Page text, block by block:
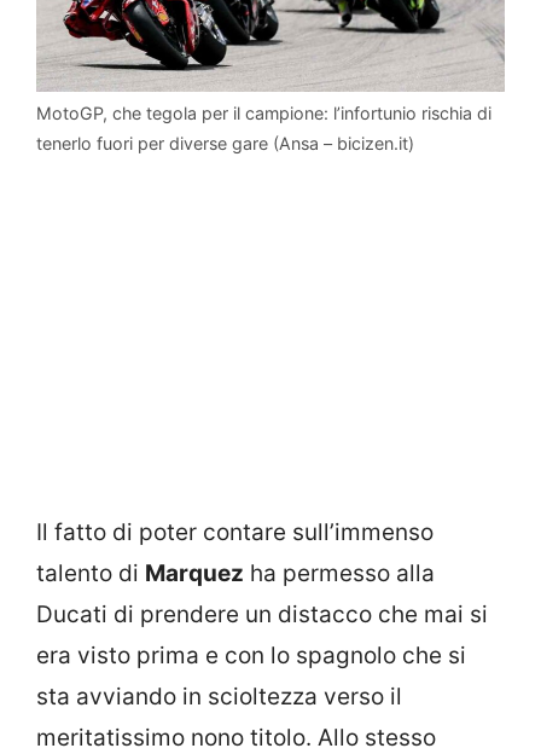
MotoGP, che tegola per il campione: l’infortunio rischia di
tenerlo fuori per diverse gare (Ansa – bicizen.it)
Il fatto di poter contare sull’immenso
talento di Marquez ha permesso alla
Ducati di prendere un distacco che mai si
era visto prima e con lo spagnolo che si
sta avviando in scioltezza verso il
meritatissimo nono titolo. Allo stesso